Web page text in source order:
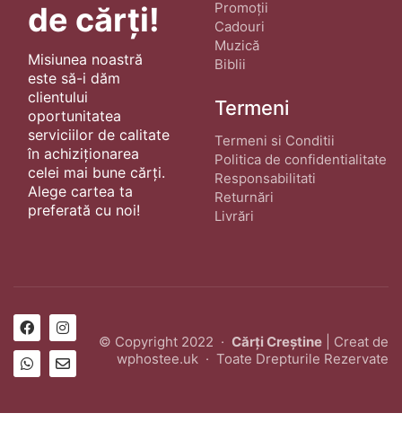
de cărți!
Misiunea noastră
este să-i dăm
clientului
oportunitatea
serviciilor de calitate
în achiziționarea
celei mai bune cărți.
Alege cartea ta
preferată cu noi!
Promoții
Cadouri
Muzică
Biblii
Termeni
Termeni si Conditii
Politica de confidentialitate
Responsabilitati
Returnări
Livrări
© Copyright 2022 · Cărți Creștine | Creat de
wphostee.uk · Toate Drepturile Rezervate